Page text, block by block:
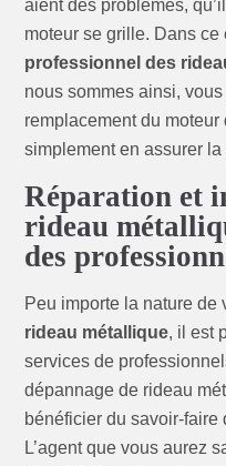
aient des problèmes,
moteur se grille. Dans ce
professionnel des
nous sommes ainsi,
remplacement du
simplement en assurer la
Réparation et
rideau
des
Peu importe la nature de
rideau métallique, il est
services de
dépannage de rideau
bénéficier du savoir-
L’agent que vous aurez